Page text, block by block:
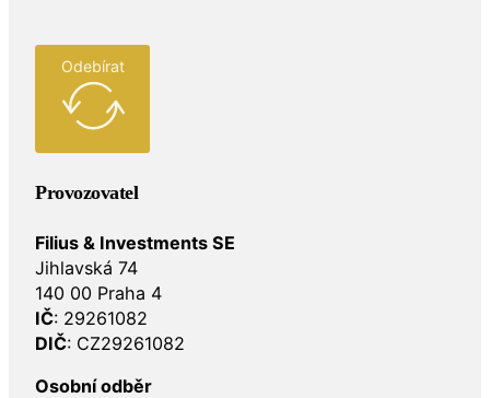
Odebírat
Provozovatel
Filius & Investments SE
Jihlavská 74
140 00 Praha 4
IČ: 29261082
DIČ: CZ29261082
Osobní odběr